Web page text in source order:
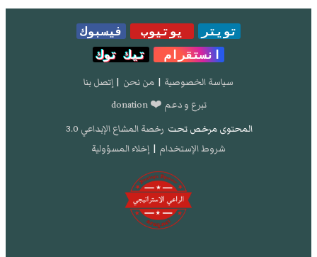
تويتر يوتيوب
فيسبوك
انستقرام
تيك توك
سياسة الخصوصية | من نحن | إتصل بنا
تبرع و دعم ❤️ donation
المحتوى مرخص تحت رخصة المشاع الإبداعي 3.0
شروط الإستخدام | إخلاء المسؤولية